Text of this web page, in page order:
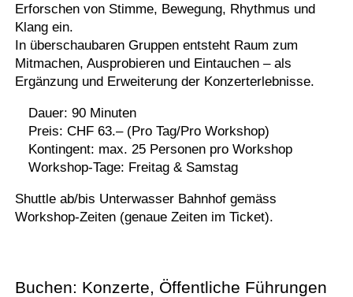
Erforschen von Stimme, Bewegung, Rhythmus und
Klang ein.
In überschaubaren Gruppen entsteht Raum zum
Mitmachen, Ausprobieren und Eintauchen – als
Ergänzung und Erweiterung der Konzerterlebnisse.
Dauer: 90 Minuten
Preis: CHF 63.– (Pro Tag/Pro Workshop)
Kontingent: max. 25 Personen pro Workshop
Workshop-Tage: Freitag & Samstag
Shuttle ab/bis Unterwasser Bahnhof gemäss
Workshop-Zeiten (genaue Zeiten im Ticket).
Buchen: Konzerte, Öffentliche Führungen